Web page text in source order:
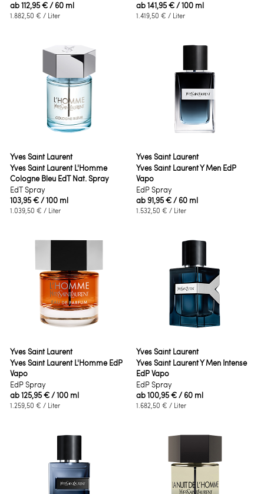
ab112,95 €/ 60 ml
1.882,50 € / Liter
ab141,95 €/ 100 ml
1.419,50 € / Liter
Yves Saint Laurent
Yves Saint Laurent L'Homme
Cologne Bleu EdT Nat. Spray
EdT Spray
103,95 €/ 100 ml
1.039,50 € / Liter
Yves Saint Laurent
Yves Saint Laurent Y Men EdP
Vapo
EdP Spray
ab91,95 €/ 60 ml
1.532,50 € / Liter
Yves Saint Laurent
Yves Saint Laurent L'Homme EdP
Vapo
EdP Spray
ab125,95 €/ 100 ml
1.259,50 € / Liter
Yves Saint Laurent
Yves Saint Laurent Y Men Intense
EdP Vapo
EdP Spray
ab100,95 €/ 60 ml
1.682,50 € / Liter